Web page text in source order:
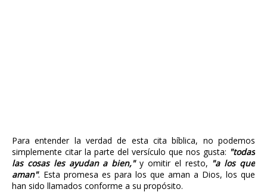
Para entender la verdad de esta cita bíblica, no podemos
simplemente citar la parte del versículo que nos gusta: "todas
las cosas les ayudan a bien,"y omitir el resto, "a los que
aman". Esta promesa es para los que aman a Dios, los que
han sido llamados conforme a su propósito.